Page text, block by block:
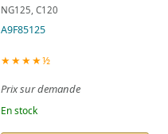
NG125, C120
A9F85125
★★★★½
Prix sur demande
En stock